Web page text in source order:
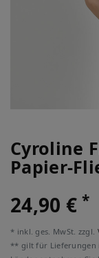
Cyroline
Papier-
24,90 €*
* inkl. ges. MwSt. zzgl.
** gilt für Lieferungen